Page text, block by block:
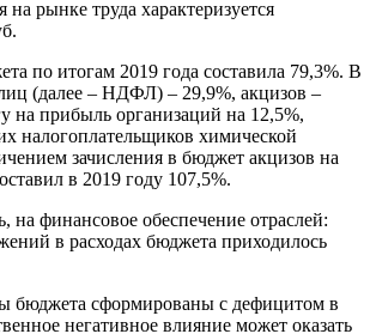
рынке труда характеризуется
по итогам 2019 года составила 79,3%. В
(далее – НДФЛ) – 29,9%, акцизов –
на прибыль организаций на 12,5%,
налогоплательщиков химической
зачисления в бюджет акцизов на
в 2019 году 107,5%.
на финансовое обеспечение отраслей:
в расходах бюджета приходилось
бюджета сформированы с дефицитом в
негативное влияние может оказать